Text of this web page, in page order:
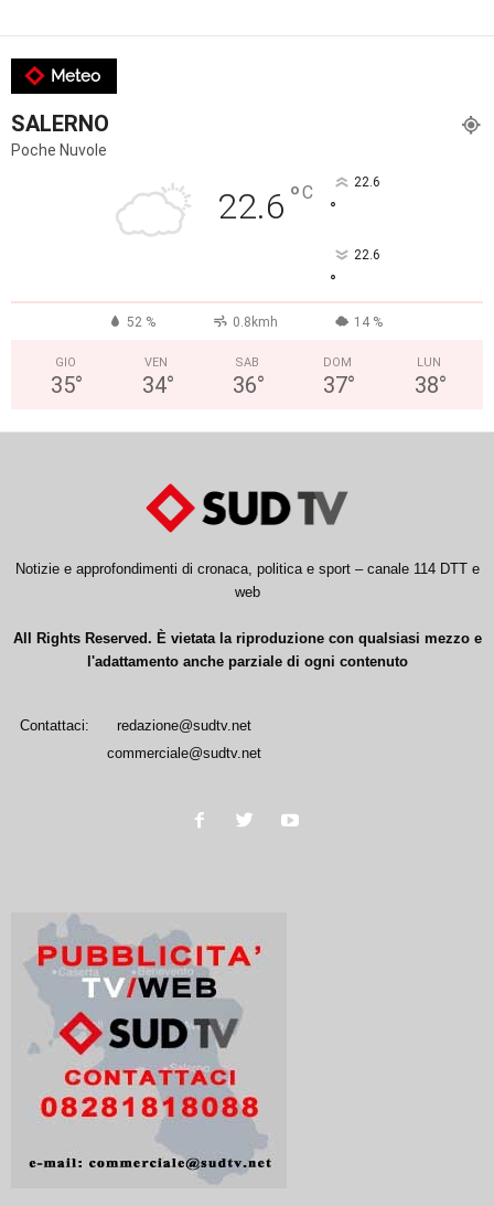
Meteo
SALERNO
Poche Nuvole
22.6 °C 22.6
°
22.6
°
52 % 0.8kmh 14 %
GIO
35°
VEN
34°
SAB
36°
DOM
37°
LUN
38°
Notizie e approfondimenti di cronaca, politica e sport – canale 114 DTT e
web
All Rights Reserved. È vietata la riproduzione con qualsiasi mezzo e
l'adattamento anche parziale di ogni contenuto
Contattaci:
redazione@sudtv.net
commerciale@sudtv.net